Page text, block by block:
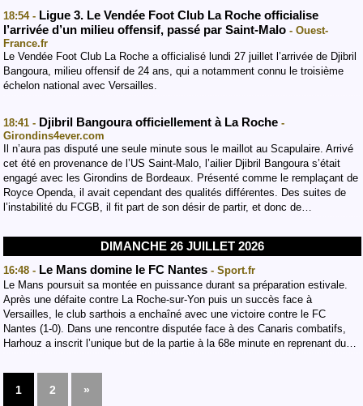
18:54 - Ligue 3. Le Vendée Foot Club La Roche officialise
l’arrivée d’un milieu offensif, passé par Saint-Malo - Ouest-
France.fr
Le Vendée Foot Club La Roche a officialisé lundi 27 juillet l’arrivée de Djibril
Bangoura, milieu offensif de 24 ans, qui a notamment connu le troisième
échelon national avec Versailles.
18:41 - Djibril Bangoura officiellement à La Roche -
Girondins4ever.com
Il n’aura pas disputé une seule minute sous le maillot au Scapulaire. Arrivé
cet été en provenance de l’US Saint-Malo, l’ailier Djibril Bangoura s’était
engagé avec les Girondins de Bordeaux. Présenté comme le remplaçant de
Royce Openda, il avait cependant des qualités différentes. Des suites de
l’instabilité du FCGB, il fit part de son désir de partir, et donc de…
DIMANCHE 26 JUILLET 2026
16:48 - Le Mans domine le FC Nantes - Sport.fr
Le Mans poursuit sa montée en puissance durant sa préparation estivale.
Après une défaite contre La Roche-sur-Yon puis un succès face à
Versailles, le club sarthois a enchaîné avec une victoire contre le FC
Nantes (1-0). Dans une rencontre disputée face à des Canaris combatifs,
Harhouz a inscrit l’unique but de la partie à la 68e minute en reprenant du…
1 2 »